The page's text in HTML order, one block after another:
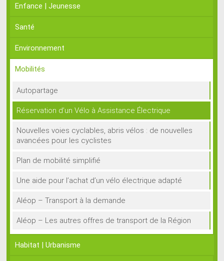
Enfance | Jeunesse
Santé
Environnement
Mobilités
Autopartage
Réservation d’un Vélo à Assistance Électrique
Nouvelles voies cyclables, abris vélos : de nouvelles
avancées pour les cyclistes
Plan de mobilité simplifié
Une aide pour l’achat d’un vélo électrique adapté
Aléop – Transport à la demande
Aléop – Les autres offres de transport de la Région
Habitat | Urbanisme